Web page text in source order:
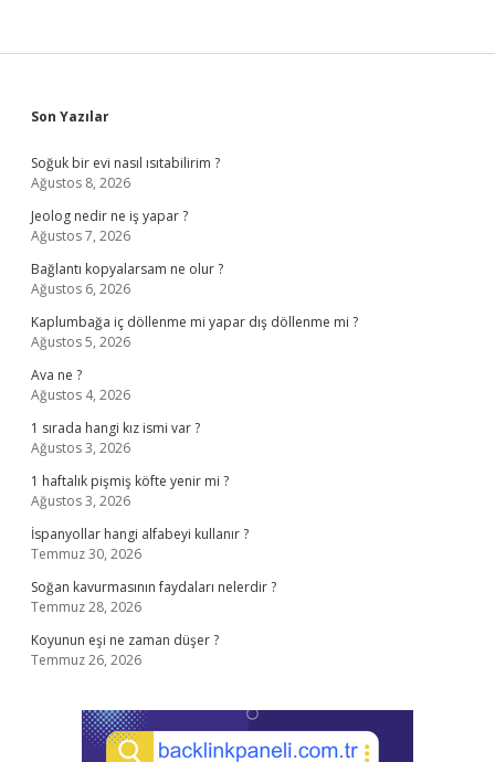
Sidebar
Son Yazılar
Soğuk bir evi nasıl ısıtabilirim ?
Ağustos 8, 2026
Jeolog nedir ne iş yapar ?
Ağustos 7, 2026
Bağlantı kopyalarsam ne olur ?
Ağustos 6, 2026
Kaplumbağa iç döllenme mi yapar dış döllenme mi ?
Ağustos 5, 2026
Ava ne ?
Ağustos 4, 2026
1 sırada hangi kız ismi var ?
Ağustos 3, 2026
1 haftalık pişmiş köfte yenir mi ?
Ağustos 3, 2026
İspanyollar hangi alfabeyi kullanır ?
Temmuz 30, 2026
Soğan kavurmasının faydaları nelerdir ?
Temmuz 28, 2026
Koyunun eşi ne zaman düşer ?
Temmuz 26, 2026